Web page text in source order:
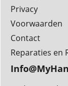
Privacy
Voorwaarden
Contact
Reparaties en